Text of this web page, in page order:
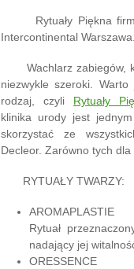
Rytuały Piękna firmy
Intercontinental
Wachlarz zabiegów,
niezwykle szeroki.
rodzaj, czyli Rytuały
klinika urody jest
skorzystać ze
Decleor. Zarówno tych dla
RYTUAŁY TWARZY:
AROMAPLASTIE
Rytuał
nadający jej
ORESSENCE